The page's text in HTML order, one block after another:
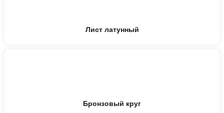
Лист латунный
Бронзовый круг